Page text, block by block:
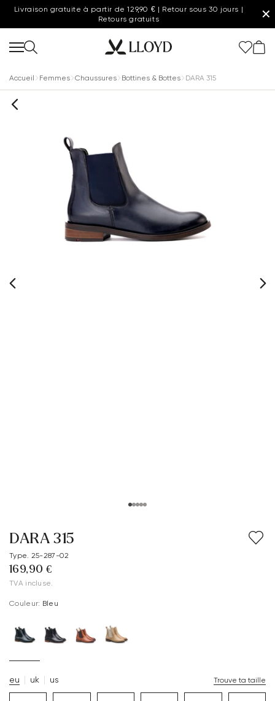
Livraison gratuite à partir de 129,90 € | Retour sous 30 jours |
Retours gratuits
✕
Accueil Femmes Chaussures Bottines & Bottes DARA 315
DARA 315
Type. 25-287-02
169,90 €
TVA incluse.
Couleur: Bleu
eu uk us Trouve ta taille